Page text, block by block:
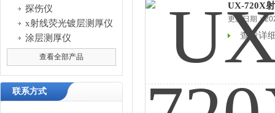
探伤仪
x射线荧光镀层测厚仪
涂层测厚仪
查看全部产品
联系方式
UX-720X
更新日期：
查看详